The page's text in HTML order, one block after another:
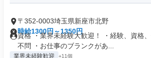
〒352-0003埼玉県新座市北野
時給1300円～1350円
資格 ・業界未経験大歓迎！ ・経験、資格
不問 ・お仕事のブランクがあ...
業界未経験歓迎 +11個